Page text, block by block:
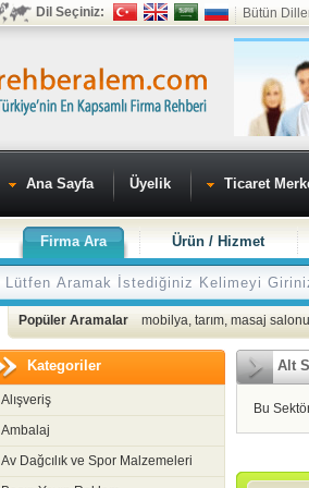
Dil Seçiniz: Bütün
Ana Sayfa Üyelik Ticaret
Firma Ara Ürün / Hizmet
Popüler Aramalar mobilya, tarım, masaj salonu
Kategoriler
Alışveriş
Ambalaj
Av Dağcılık ve Spor Malzemeleri
Alt
Bu